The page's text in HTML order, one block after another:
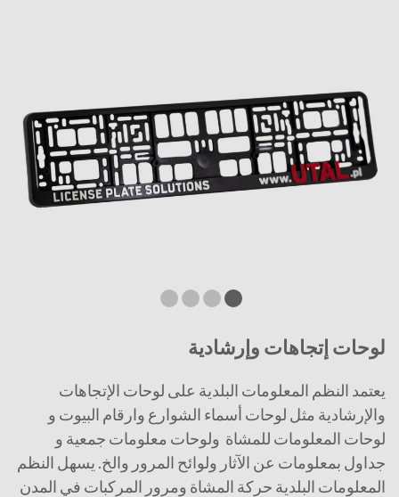
لوحات إتجاهات وإرشادية
يعتمد النظم المعلومات البلدية على لوحات الإتجاهات
والإرشادية مثل لوحات أسماء الشوارع وارقام البيوت و
لوحات المعلومات للمشاة ولوحات معلومات جمعية و
جداول بمعلومات عن الآثار ولوائح المرور والخ. يسهل النظم
المعلومات البلدية حركة المشاة ومرور المركبات في المدن